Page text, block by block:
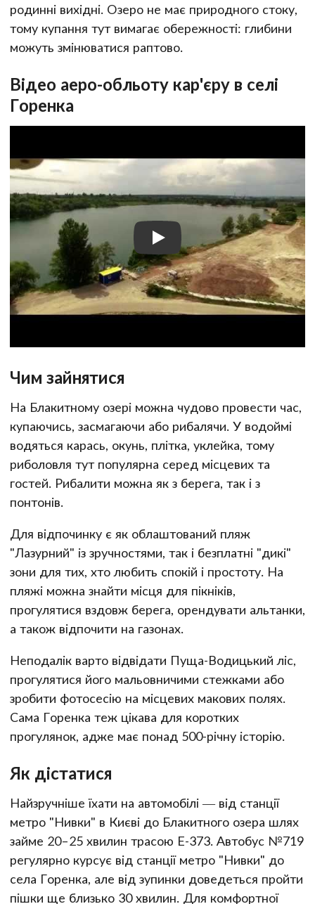
родинні вихідні. Озеро не має природного стоку,
тому купання тут вимагає обережності: глибини
можуть змінюватися раптово.
Відео аеро-обльоту кар'єру в селі
Горенка
Чим зайнятися
На Блакитному озері можна чудово провести час,
купаючись, засмагаючи або рибалячи. У водоймі
водяться карась, окунь, плітка, уклейка, тому
риболовля тут популярна серед місцевих та
гостей. Рибалити можна як з берега, так і з
понтонів.
Для відпочинку є як облаштований пляж
"Лазурний" із зручностями, так і безплатні "дикі"
зони для тих, хто любить спокій і простоту. На
пляжі можна знайти місця для пікніків,
прогулятися вздовж берега, орендувати альтанки,
а також відпочити на газонах.
Неподалік варто відвідати Пуща-Водицький ліс,
прогулятися його мальовничими стежками або
зробити фотосесію на місцевих макових полях.
Сама Горенка теж цікава для коротких
прогулянок, адже має понад 500-річну історію.
Як дістатися
Найзручніше їхати на автомобілі — від станції
метро "Нивки" в Києві до Блакитного озера шлях
займе 20–25 хвилин трасою Е-373. Автобус №719
регулярно курсує від станції метро "Нивки" до
села Горенка, але від зупинки доведеться пройти
пішки ще близько 30 хвилин. Для комфортної